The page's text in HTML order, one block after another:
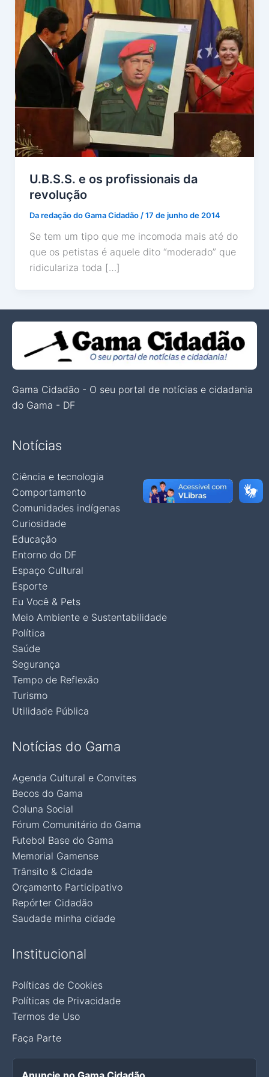
U.B.S.S. e os profissionais da
revolução
Da redação do Gama Cidadão /17 de junho de 2014
Se tem um tipo que me incomoda mais até do
que os petistas é aquele dito “moderado” que
ridiculariza toda […]
Gama Cidadão - O seu portal de notícias e cidadania
do Gama - DF
Notícias
Ciência e tecnologia
Comportamento
Comunidades indígenas
Curiosidade
Educação
Entorno do DF
Espaço Cultural
Esporte
Eu Você & Pets
Meio Ambiente e Sustentabilidade
Política
Saúde
Segurança
Tempo de Reflexão
Turismo
Utilidade Pública
Notícias do Gama
Agenda Cultural e Convites
Becos do Gama
Coluna Social
Fórum Comunitário do Gama
Futebol Base do Gama
Memorial Gamense
Trânsito & Cidade
Orçamento Participativo
Repórter Cidadão
Saudade minha cidade
Institucional
Políticas de Cookies
Políticas de Privacidade
Termos de Uso
Faça Parte